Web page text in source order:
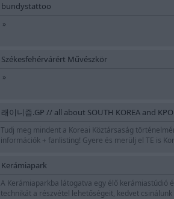
bundystattoo
»
Székesfehérvárért Művészkör
»
래이니즘.GP // all about SOUTH KOREA and
Tudj meg mindent a Koreai Köztársaság
információk + fanlisting! Gyere és merülj el TE is
Kerámiapark
A Kerámiaparkba látogatva egy élő kerámiastúdió
technikát a részvétel lehetőségeit, kedvet